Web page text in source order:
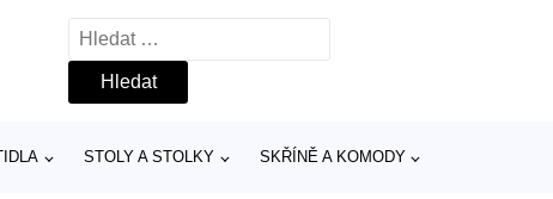
Vyhledávání
STOLY A STOLKY SKŘÍNĚ A KOMODY